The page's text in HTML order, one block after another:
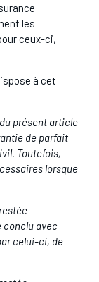
les
ceux-ci,
à cet
présent article
de parfait
Toutefois,
lorsque
conclu avec
celui-ci, de